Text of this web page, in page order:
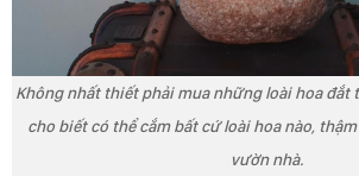
Không nhất thiết phải mua những loài hoa đắt
cho biết có thể cắm bất cứ loài hoa nào,
vườn nhà.